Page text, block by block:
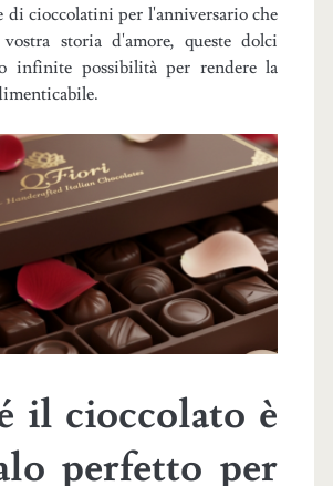
di cioccolatini per l'anniversario che
storia d'amore, queste dolci
infinite possibilità per rendere la
il cioccolato è
perfetto per